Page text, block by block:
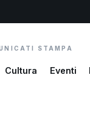
STAMPA
Cultura Eventi